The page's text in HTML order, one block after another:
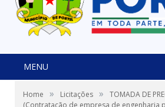
MENU
Home » Licitações »
TOMADA DE